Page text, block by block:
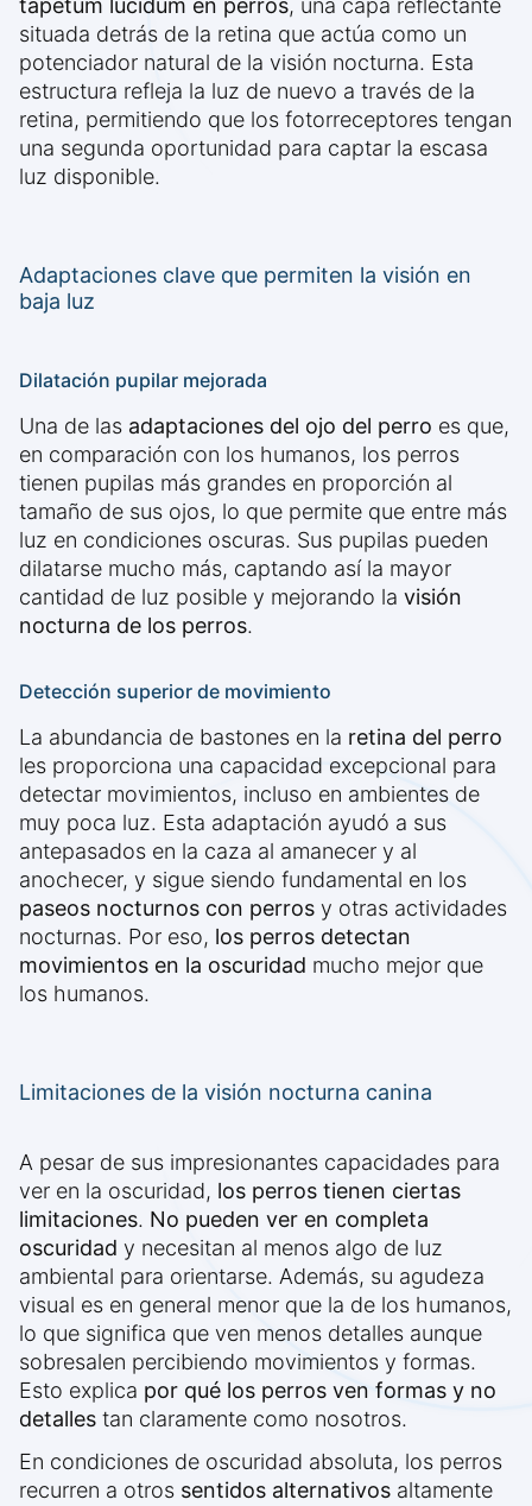
tapetum lucidum en perros, una capa reflectante
situada detrás de la retina que actúa como un
potenciador natural de la visión nocturna. Esta
estructura refleja la luz de nuevo a través de la
retina, permitiendo que los fotorreceptores tengan
una segunda oportunidad para captar la escasa
luz disponible.
Adaptaciones clave que permiten la visión en
baja luz
Dilatación pupilar mejorada
Una de las adaptaciones del ojo del perro es que,
en comparación con los humanos, los perros
tienen pupilas más grandes en proporción al
tamaño de sus ojos, lo que permite que entre más
luz en condiciones oscuras. Sus pupilas pueden
dilatarse mucho más, captando así la mayor
cantidad de luz posible y mejorando la visión
nocturna de los perros.
Detección superior de movimiento
La abundancia de bastones en la retina del perro
les proporciona una capacidad excepcional para
detectar movimientos, incluso en ambientes de
muy poca luz. Esta adaptación ayudó a sus
antepasados en la caza al amanecer y al
anochecer, y sigue siendo fundamental en los
paseos nocturnos con perros y otras actividades
nocturnas. Por eso, los perros detectan
movimientos en la oscuridad mucho mejor que
los humanos.
Limitaciones de la visión nocturna canina
A pesar de sus impresionantes capacidades para
ver en la oscuridad, los perros tienen ciertas
limitaciones. No pueden ver en completa
oscuridad y necesitan al menos algo de luz
ambiental para orientarse. Además, su agudeza
visual es en general menor que la de los humanos,
lo que significa que ven menos detalles aunque
sobresalen percibiendo movimientos y formas.
Esto explica por qué los perros ven formas y no
detalles tan claramente como nosotros.
En condiciones de oscuridad absoluta, los perros
recurren a otros sentidos alternativos altamente